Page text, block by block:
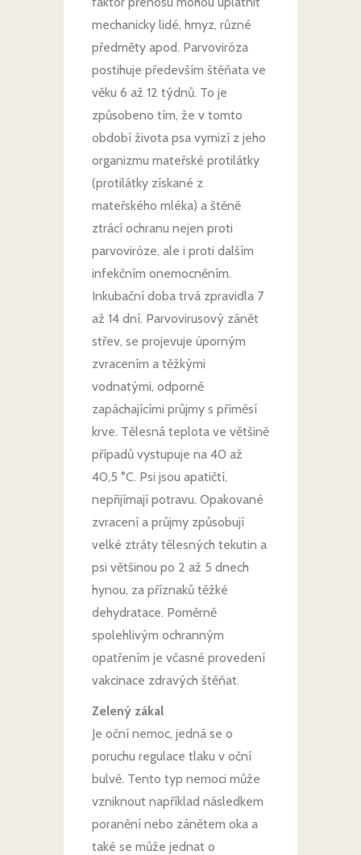
mechanicky lidé, hmyz, různé
předměty apod. Parvoviróza
postihuje především štěňata ve
věku 6 až 12 týdnů. To je
způsobeno tím, že v tomto
období života psa vymizí z jeho
organizmu mateřské protilátky
(protilátky získané z
mateřského mléka) a štěně
ztrácí ochranu nejen proti
parvoviróze, ale i proti dalším
infekčním onemocněním.
Inkubační doba trvá zpravidla 7
až 14 dní. Parvovirusový zánět
střev, se projevuje úporným
zvracením a těžkými
vodnatými, odporně
zapáchajícími průjmy s příměsí
krve. Tělesná teplota ve většině
případů vystupuje na 40 až
40,5 °C. Psi jsou apatičtí,
nepřijímají potravu. Opakované
zvracení a průjmy způsobují
velké ztráty tělesných tekutin a
psi většinou po 2 až 5 dnech
hynou, za příznaků těžké
dehydratace. Poměrně
spolehlivým ochranným
opatřením je včasné provedení
vakcinace zdravých štěňat.
Zelený zákal
Je oční nemoc, jedná se o
poruchu regulace tlaku v oční
bulvě. Tento typ nemoci může
vzniknout například následkem
poranění nebo zánětem oka a
také se může jednat o